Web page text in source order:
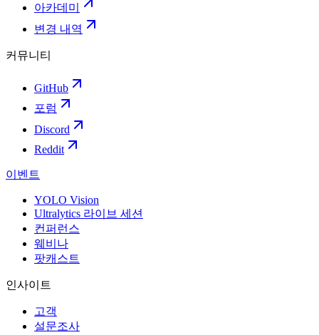
아카데미
변경 내역
커뮤니티
GitHub
포럼
Discord
Reddit
이벤트
YOLO Vision
Ultralytics 라이브 세션
컨퍼런스
웨비나
팟캐스트
인사이트
고객
설문조사